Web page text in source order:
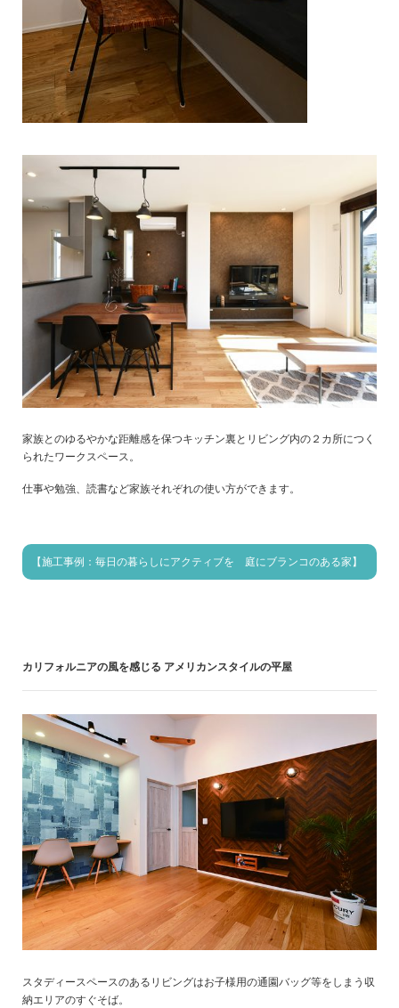
家族とのゆるやかな距離感を保つキッチン裏とリビング内の２カ所につく
られたワークスペース。
仕事や勉強、読書など家族それぞれの使い方ができます。
【施工事例：毎日の暮らしにアクティブを 庭にブランコのある家】
カリフォルニアの風を感じる アメリカンスタイルの平屋
スタディースペースのあるリビングはお子様用の通園バッグ等をしまう収
納エリアのすぐそば。